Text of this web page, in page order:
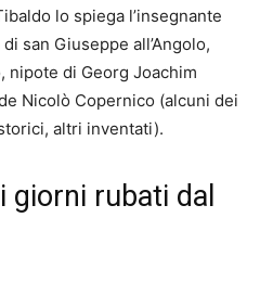
lo spiega l’insegnante
san Giuseppe all’Angolo,
nipote di Georg Joachim
Nicolò Copernico (alcuni dei
altri inventati).
giorni rubati dal